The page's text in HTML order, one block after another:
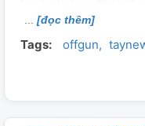
của người Trái Đất.
chính phủ yêu cầu họ
[đọc thêm]
Tags: offgun